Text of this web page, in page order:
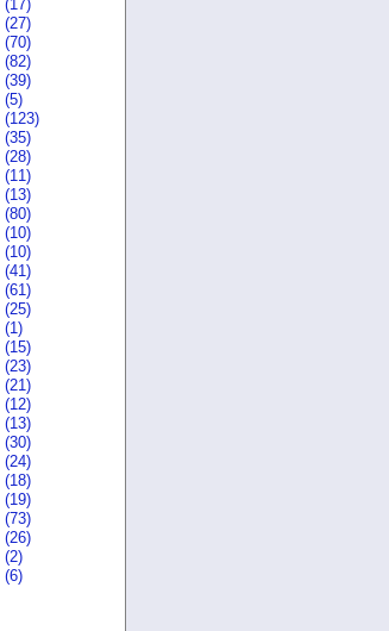
(17)
(27)
(70)
(82)
(39)
(5)
(123)
(35)
(28)
(11)
(13)
(80)
(10)
(10)
(41)
(61)
(25)
(1)
(15)
(23)
(21)
(12)
(13)
(30)
(24)
(18)
(19)
(73)
(26)
(2)
(6)